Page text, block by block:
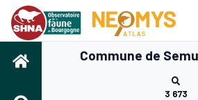
Commune de
3 673